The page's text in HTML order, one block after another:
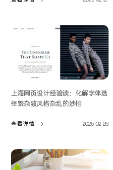
上海网页设计经验谈：化解字体选
择繁杂致风格杂乱的妙招
查看详情 2025-02-26